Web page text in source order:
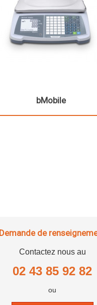
bMobile
Demande de
Contactez nous au
02 43 85 92 82
ou